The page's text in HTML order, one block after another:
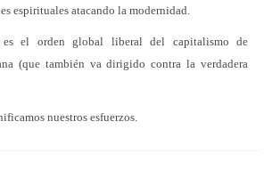
espirituales atacando la modernidad.
el orden global liberal del capitalismo de
(que también va dirigido contra la verdadera
nuestros esfuerzos.